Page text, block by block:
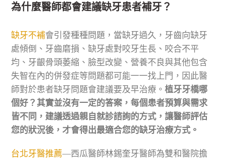
為什麼醫師都會建議缺牙患者補牙？
缺牙不補會引發種種問題，當缺牙過久，牙齒向缺牙
處傾倒、牙齒磨損、缺牙處對咬牙生長、咬合不平
均、牙齦骨頭萎縮、臉型改變、營養不良與其他包含
失智在內的併發症等問題都可能一一找上門，因此醫
師對於患者缺牙問題會建議要及早治療。植牙牙橋哪
個好？其實並沒有一定的答案，每個患者預算與需求
皆不同，建議透過親自就診諮詢的方式，讓醫師評估
您的狀況後，才會得出最適合您的缺牙治療方式。
台北牙醫推薦—西瓜醫師林錫奎牙醫師為雙和醫院擔